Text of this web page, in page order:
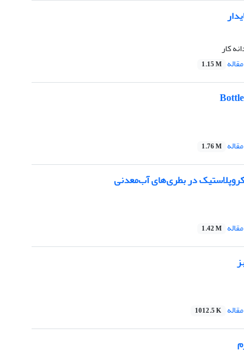
کار
1.15 M
1.76 M
در بطری‌های آب‌معدنی
1.42 M
1012.5 K